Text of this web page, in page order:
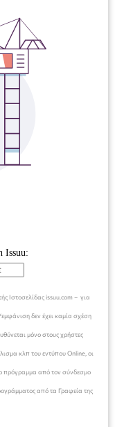
Ιστοσελίδας issuu.com – για
δεν έχει καμία σχέση
μόνο στους χρήστες
κλπ του εντύπου Online, οι
πρόγραμμα από τον σύνδεσμο
από τα Γραφεία της